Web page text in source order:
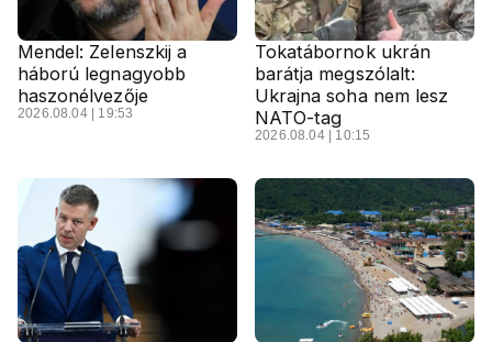
Mendel: Zelenszkij a
háború legnagyobb
haszonélvezője
2026.08.04 | 19:53
Tokatábornok ukrán
barátja megszólalt:
Ukrajna soha nem lesz
NATO-tag
2026.08.04 | 10:15